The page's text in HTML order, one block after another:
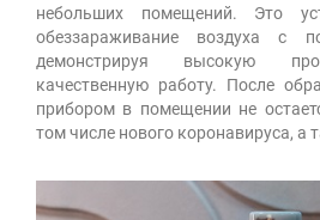
небольших помещений. Это
обеззараживание воздуха
демонстрируя высокую
качественную работу. После
прибором в помещении не
том числе нового коронавируса, а